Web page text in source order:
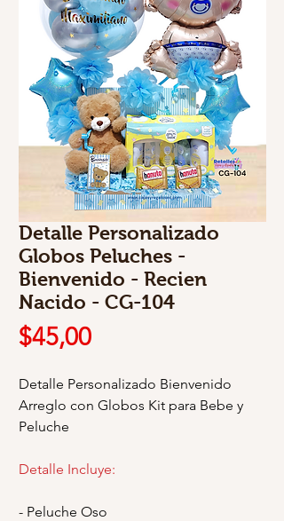
Detalle Personalizado
Globos Peluches -
Bienvenido - Recien
Nacido - CG-104
$45,00Precio
Detalle Personalizado Bienvenido
Arreglo con Globos Kit para Bebe y
Peluche
Detalle Incluye:
- Peluche Oso